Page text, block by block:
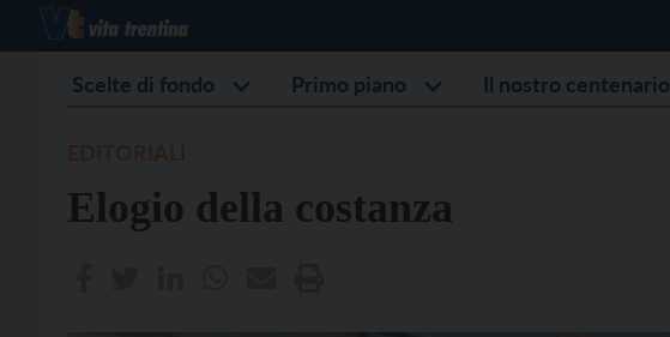
Scelte di fondo Primo piano Il nostro centenario
Elogio della costanza